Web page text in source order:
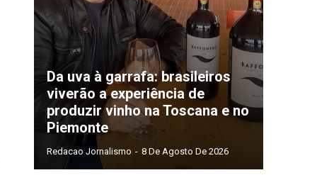
Da uva à garrafa: brasileiros
viverão a experiência de
produzir vinho na Toscana e no
Piemonte
Redacao Jornalismo - 8 De Agosto De 2026